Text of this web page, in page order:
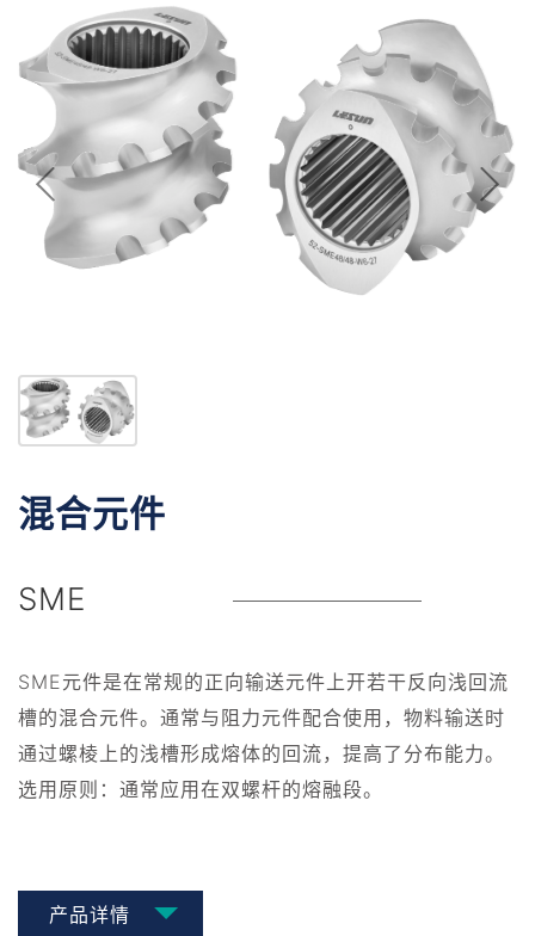
混合元件
SME
SME元件是在常规的正向输送元件上开若干反向浅回流
槽的混合元件。通常与阻力元件配合使用，物料输送时
通过螺棱上的浅槽形成熔体的回流，提高了分布能力。
选用原则：通常应用在双螺杆的熔融段。
产品详情